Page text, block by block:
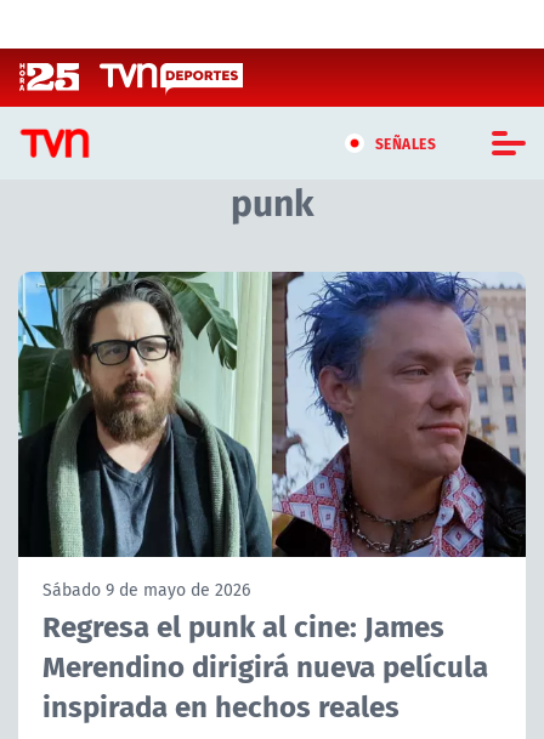
SEÑALES
CASTING MASTERCHEF CHILE
CASTING TVN VERTICAL
TVN VERTICAL
TVN PLAY
PROGRAMAS
TELESERIES
ACTUALIDAD Y TENDENCIAS
CORPORATIVO Y TRANSPARENCIA
punk
Artículos relacionados con punk
Sábado 9 de mayo de 2026
Regresa el punk al cine: James
Merendino dirigirá nueva película
inspirada en hechos reales